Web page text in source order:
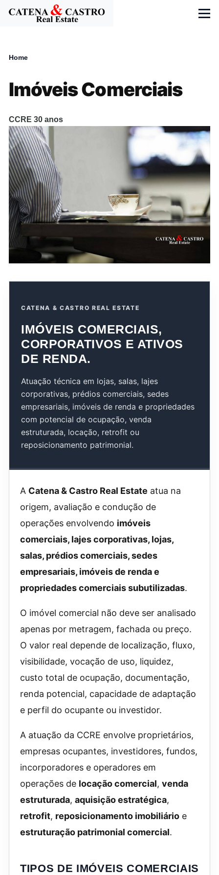
Skip to main content
Menu
Home
Imóveis Comerciais
CCRE 30 anos
CATENA & CASTRO REAL ESTATE
IMÓVEIS COMERCIAIS,
CORPORATIVOS E ATIVOS
DE RENDA.
Atuação técnica em lojas, salas, lajes
corporativas, prédios comerciais, sedes
empresariais, imóveis de renda e propriedades
com potencial de ocupação, venda
estruturada, locação, retrofit ou
reposicionamento patrimonial.
A Catena & Castro Real Estate atua na
origem, avaliação e condução de
operações envolvendo imóveis
comerciais, lajes corporativas, lojas,
salas, prédios comerciais, sedes
empresariais, imóveis de renda e
propriedades comerciais subutilizadas.
O imóvel comercial não deve ser analisado
apenas por metragem, fachada ou preço.
O valor real depende de localização, fluxo,
visibilidade, vocação de uso, liquidez,
custo total de ocupação, documentação,
renda potencial, capacidade de adaptação
e perfil do ocupante ou investidor.
A atuação da CCRE envolve proprietários,
empresas ocupantes, investidores, fundos,
incorporadores e operadores em
operações de locação comercial, venda
estruturada, aquisição estratégica,
retrofit, reposicionamento imobiliário e
estruturação patrimonial comercial.
TIPOS DE IMÓVEIS COMERCIAIS